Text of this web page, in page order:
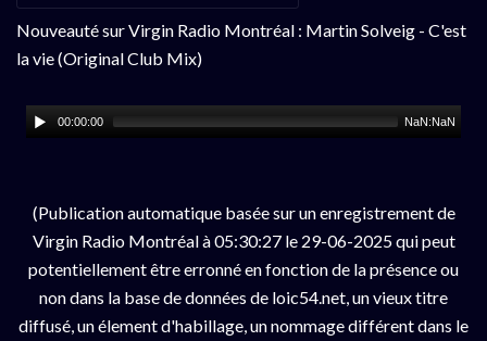
Nouveauté sur Virgin Radio Montréal : Martin Solveig - C'est
la vie (Original Club Mix)
00:00:00 NaN:NaN
(Publication automatique basée sur un enregistrement de
Virgin Radio Montréal à 05:30:27 le 29-06-2025 qui peut
potentiellement être erronné en fonction de la présence ou
non dans la base de données de loic54.net, un vieux titre
diffusé, un élement d'habillage, un nommage différent dans le